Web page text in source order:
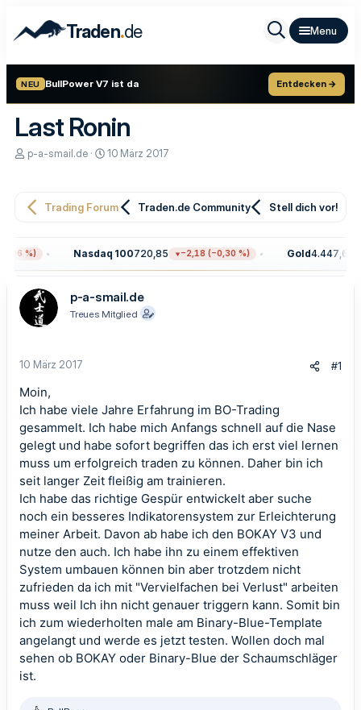
Traden.de
NEU BullPower V7 ist da Entdecken →
Last Ronin
E
e
r
p-a-smail.de
E
e
a
m
10 März 2017
Trading Forum Traden.de Community Stell dich vor!
%) Nasdaq 100720,85 −2,18 (−0,30 %) Gold4.447,60
p-a-smail.de
Treues Mitglied
10 März 2017 #1
Moin,
Ich habe viele Jahre Erfahrung im BO-Trading
gesammelt. Ich habe mich Anfangs schnell auf die Nase
gelegt und habe sofort begriffen das ich erst viel lernen
muss um erfolgreich traden zu können. Daher bin ich
seit langer Zeit fleißig am trainieren.
Ich habe das richtige Gespür entwickelt aber suche
noch ein besseres Indikatorensystem zur Erleichterung
meiner Arbeit. Davon ab habe ich den BOKAY V3 und
nutze den auch. Ich habe ihn zu einem effektiven
System umbauen können bin aber trotzdem nicht
zufrieden da ich mit "Vervielfachen bei Verlust" arbeiten
muss weil Ich ihn nicht genauer triggern kann. Somit bin
ich zum wiederholten male am Binary-Blue-Template
angelangt und werde es jetzt testen. Wollen doch mal
sehen ob BOKAY oder Binary-Blue der Schaumschläger
ist.